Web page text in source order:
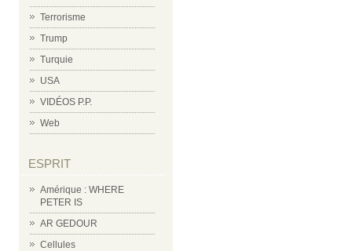
Terrorisme
Trump
Turquie
USA
VIDÉOS P.P.
Web
ESPRIT
Amérique : WHERE
PETER IS
AR GEDOUR
Cellules